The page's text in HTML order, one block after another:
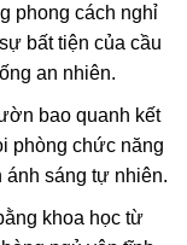
phong cách nghỉ
bất tiện của cầu
an nhiên.
bao quanh kết
phòng chức năng
ánh sáng tự nhiên.
khoa học từ